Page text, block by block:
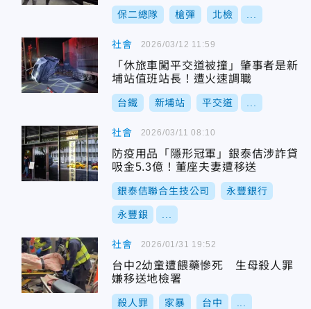
保二總隊 槍彈 北檢
社會
「休旅車闖平交道被撞」肇事者是新
埔站值班站長！遭火速調職
台鐵 新埔站 平交道
2026/03/12 11:59
社會
防疫用品「隱形冠軍」銀泰佶涉詐貸
吸金5.3億！董座夫妻遭移送
銀泰佶聯合生技公司 永豐銀行
永豐銀
2026/03/11 08:10
社會
台中2幼童遭餵藥慘死 生母殺人罪
嫌移送地檢署
殺人罪 家暴 台中
2026/01/31 19:52